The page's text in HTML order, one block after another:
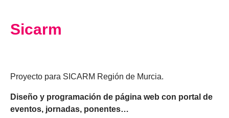
Sicarm
Proyecto para SICARM Región de Murcia.
Diseño y programación de página web con portal de
eventos, jornadas, ponentes…